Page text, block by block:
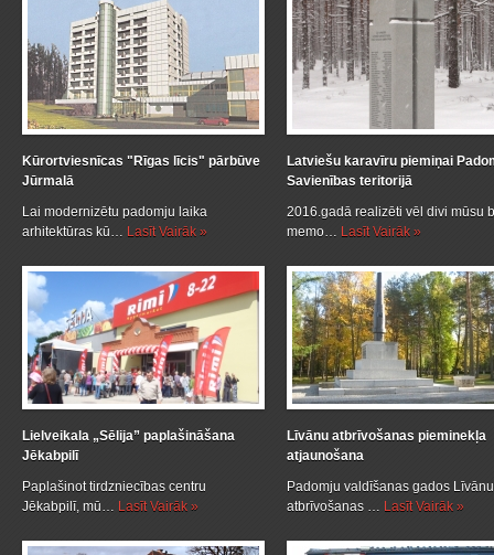
Kūrortviesnīcas "Rīgas līcis" pārbūve
Jūrmalā
Lai modernizētu padomju laika
arhitektūras kū… Lasīt Vairāk »
Latviešu karavīru piemiņai
Savienības teritorijā
2016.gadā realizēti vēl divi mūsu
memo… Lasīt Vairāk »
Lielveikala „Sēlija” paplašināšana
Jēkabpilī
Paplašinot tirdzniecības centru
Jēkabpilī, mū… Lasīt Vairāk »
Līvānu atbrīvošanas pieminekļa
atjaunošana
Padomju valdīšanas gados Līvānu
atbrīvošanas … Lasīt Vairāk »